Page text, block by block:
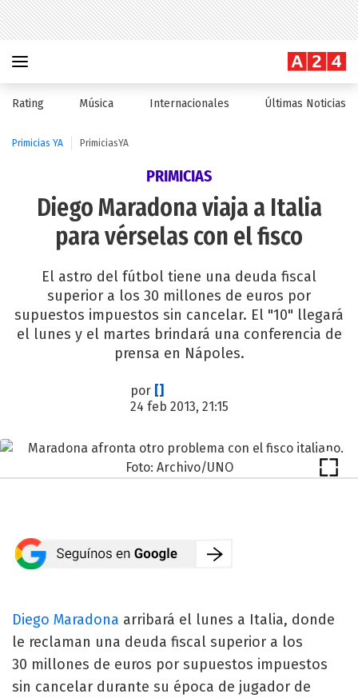
Rating Música Internacionales Últimas Noticias
Primicias YA PrimiciasYA
PRIMICIAS
Diego Maradona viaja a Italia
para vérselas con el fisco
El astro del fútbol tiene una deuda fiscal
superior a los 30 millones de euros por
supuestos impuestos sin cancelar. El "10" llegará
el lunes y el martes brindará una conferencia de
prensa en Nápoles.
por []
24 feb 2013, 21:15
Diego Maradona arribará el lunes a Italia, donde
le reclaman una deuda fiscal superior a los
30 millones de euros por supuestos impuestos
sin cancelar durante su época de jugador de